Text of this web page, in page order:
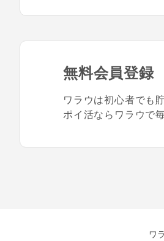
無料会員登録
ワラウは初心者でも
ポイ活ならワラウで
ワ